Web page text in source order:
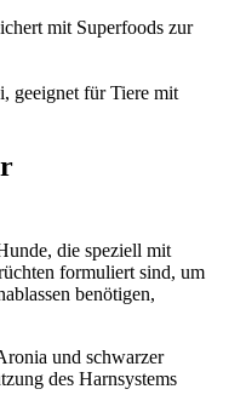
mit Superfoods zur
geeignet für Tiere mit
die speziell mit
formuliert sind, um
benötigen,
und schwarzer
des Harnsystems